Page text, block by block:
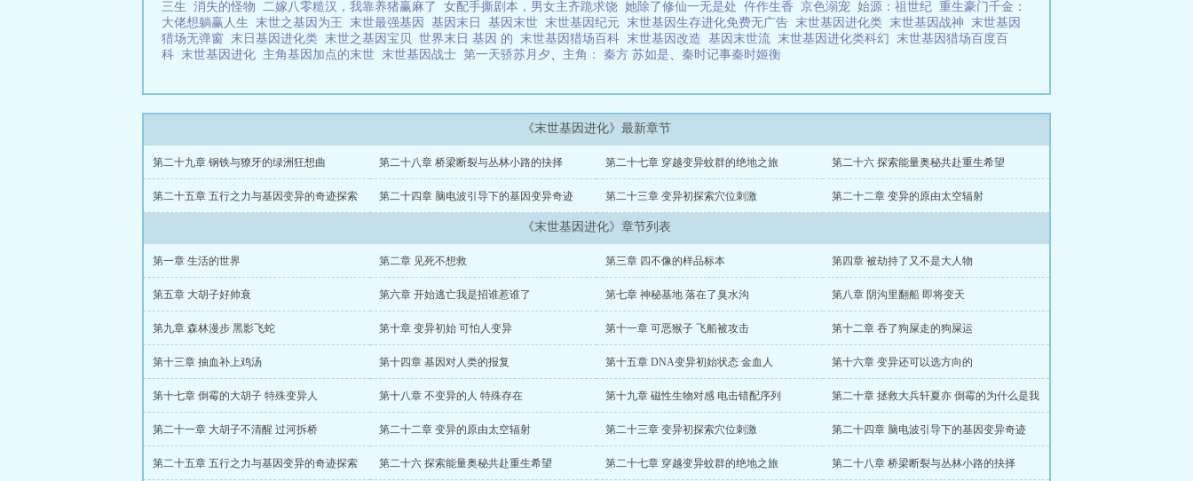
三生 消失的怪物 二嫁八零糙汉，我靠养猪赢麻了 女配手撕剧本，男女主齐跪求饶 她除了修仙一无是处 仵作生香 京色溺宠 始源：祖世纪 重生豪门千金：
大佬想躺赢人生 末世之基因为王 末世最强基因 基因末日 基因末世 末世基因纪元 末世基因生存进化免费无广告 末世基因进化类 末世基因战神 末世基因
猎场无弹窗 末日基因进化类 末世之基因宝贝 世界末日 基因 的 末世基因猎场百科 末世基因改造 基因末世流 末世基因进化类科幻 末世基因猎场百度百
科 末世基因进化 主角基因加点的末世 末世基因战士 第一天骄苏月夕、 主角： 秦方 苏如是、 秦时记事秦时姬衡
《末世基因进化》最新章节
第二十九章 钢铁与獠牙的绿洲狂想曲 第二十八章 桥梁断裂与丛林小路的抉择 第二十七章 穿越变异蚊群的绝地之旅 第二十六 探索能量奥秘共赴重生希望
第二十五章 五行之力与基因变异的奇迹探索 第二十四章 脑电波引导下的基因变异奇迹 第二十三章 变异初探索穴位刺激 第二十二章 变异的原由太空辐射
《末世基因进化》章节列表
第一章 生活的世界 第二章 见死不想救 第三章 四不像的样品标本 第四章 被劫持了又不是大人物
第五章 大胡子好帅衰 第六章 开始逃亡我是招谁惹谁了 第七章 神秘基地 落在了臭水沟 第八章 阴沟里翻船 即将变天
第九章 森林漫步 黑影飞蛇 第十章 变异初始 可怕人变异 第十一章 可恶猴子 飞船被攻击 第十二章 吞了狗屎走的狗屎运
第十三章 抽血补上鸡汤 第十四章 基因对人类的报复 第十五章 DNA变异初始状态 金血人 第十六章 变异还可以选方向的
第十七章 倒霉的大胡子 特殊变异人 第十八章 不变异的人 特殊存在 第十九章 磁性生物对感 电击错配序列 第二十章 拯救大兵轩夏亦 倒霉的为什么是我
第二十一章 大胡子不清醒 过河拆桥 第二十二章 变异的原由太空辐射 第二十三章 变异初探索穴位刺激 第二十四章 脑电波引导下的基因变异奇迹
第二十五章 五行之力与基因变异的奇迹探索 第二十六 探索能量奥秘共赴重生希望 第二十七章 穿越变异蚊群的绝地之旅 第二十八章 桥梁断裂与丛林小路的抉择